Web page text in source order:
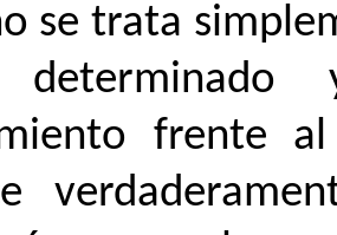
se trata
frente